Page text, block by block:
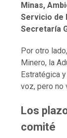
Minas,
Servicio de
Secretaría
Por otro
Minero, la
Estratégica
voz, pero no
Los
comité